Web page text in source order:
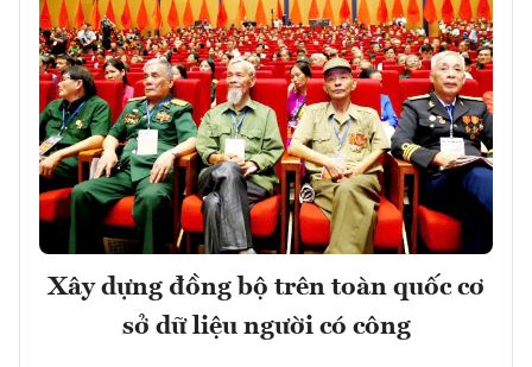
Xây dựng đồng bộ trên toàn quốc cơ
sở dữ liệu người có công